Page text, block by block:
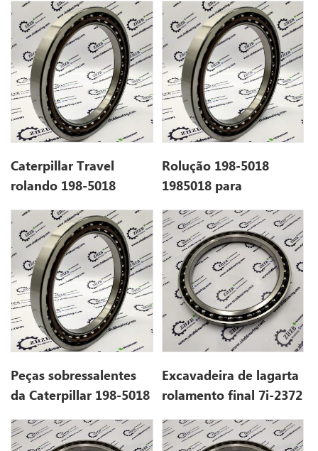
Caterpillar Travel
rolando 198-5018
Rolução 198-5018
1985018 para
Peças sobressalentes
da Caterpillar 198-5018
Excavadeira de lagarta
rolamento final 7i-2372